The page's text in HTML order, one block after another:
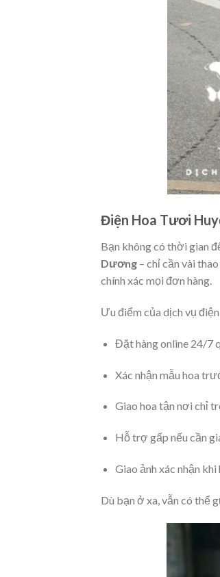
Điện Hoa Tươi
Bạn không có thời gian
Dương – chỉ cần vài
chính xác mọi đơn hàng.
Ưu điểm của dịch vụ
Đặt hàng online 24/7
Xác nhận mẫu hoa
Giao hoa tận nơi chỉ
Hỗ trợ gấp nếu cần
Giao ảnh xác nhận khi
Dù bạn ở xa, vẫn có thể